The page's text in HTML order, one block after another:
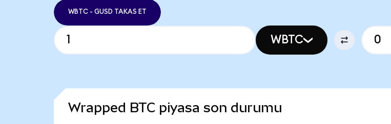
WBTC - GUSD TAKAS ET
WBTC
Wrapped BTC piyasa son durumu